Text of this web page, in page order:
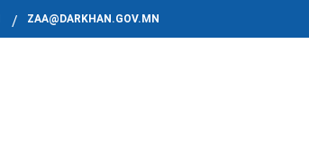
ZAA@DARKHAN.GOV.MN